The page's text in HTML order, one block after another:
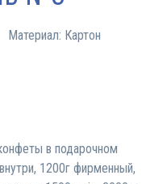
Материал: Картон
в подарочном
1200г фирменный,